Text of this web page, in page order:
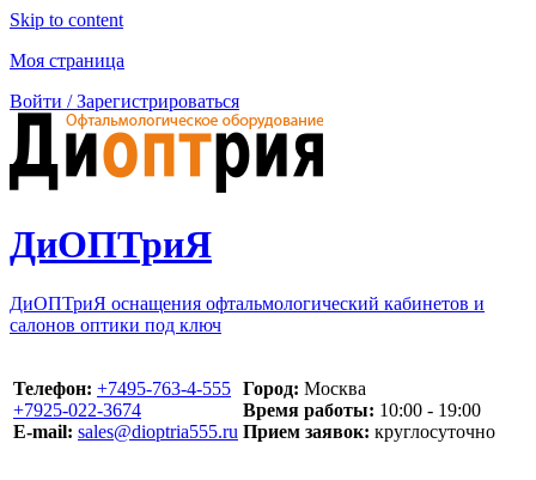
Skip to content
Моя страница
Войти / Зарегистрироваться
ДиОПТриЯ
ДиОПТриЯ оснащения офтальмологический кабинетов и
салонов оптики под ключ
Телефон: ‪+7495-763-4-555‬
‪+7925-022-3674‬
E-mail: sales@dioptria555.ru
Город: Москва
Время работы: 10:00 - 19:00
Прием заявок: круглосуточно